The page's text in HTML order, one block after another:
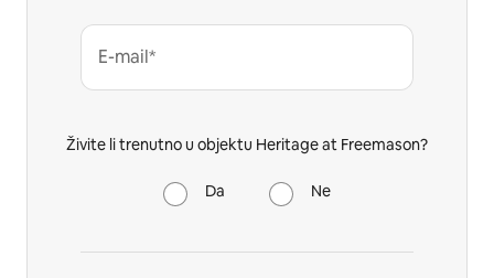
E-mail*
Živite li trenutno u objektu Heritage at Freemason?
Da Ne